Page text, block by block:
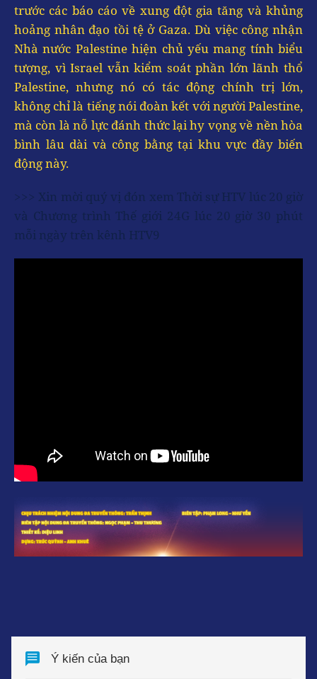
trước các báo cáo về xung đột gia tăng và khủng
hoảng nhân đạo tồi tệ ở Gaza. Dù việc công nhận
Nhà nước Palestine hiện chủ yếu mang tính biểu
tượng, vì Israel vẫn kiểm soát phần lớn lãnh thổ
Palestine, nhưng nó có tác động chính trị lớn,
không chỉ là tiếng nói đoàn kết với người Palestine,
mà còn là nỗ lực đánh thức lại hy vọng về nền hòa
bình lâu dài và công bằng tại khu vực đầy biến
động này.
>>> Xin mời quý vị đón xem Thời sự HTV lúc 20 giờ
và Chương trình Thế giới 24G lúc 20 giờ 30 phút
mỗi ngày trên kênh HTV9
Ý kiến của bạn